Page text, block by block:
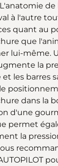
à l'autre
quant au
que
lui-même.
la
et les barres
dans la
d'une
permet
la